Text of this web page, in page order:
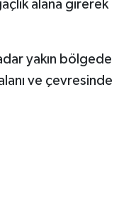
alana girerek
yakın bölgede
ve çevresinde